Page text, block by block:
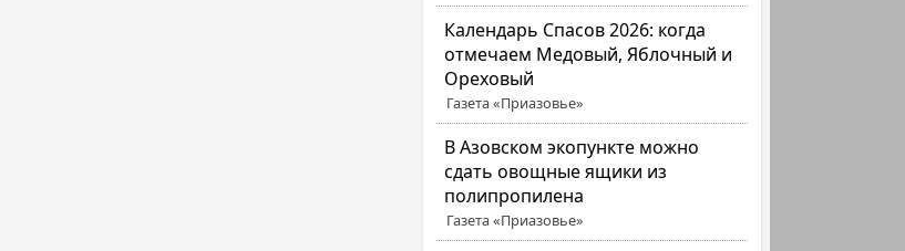
Календарь Спасов 2026: когда
отмечаем Медовый, Яблочный и
Ореховый
Газета «Приазовье»
В Азовском экопункте можно
сдать овощные ящики из
полипропилена
Газета «Приазовье»